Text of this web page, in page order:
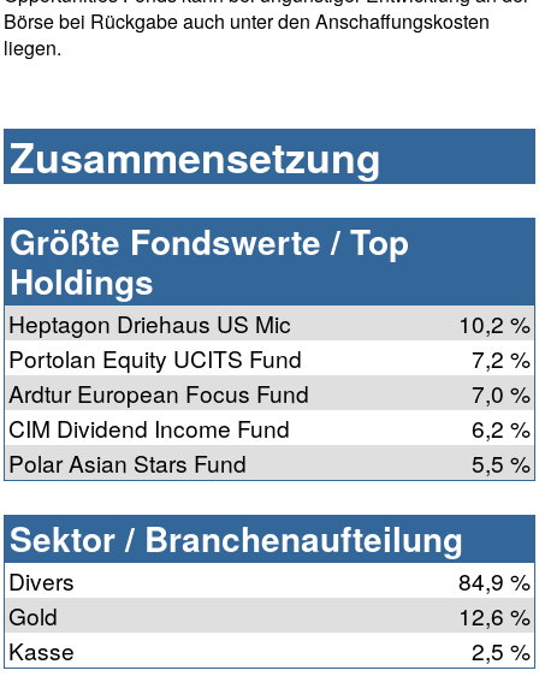
Börse bei Rückgabe auch unter den Anschaffungskosten
liegen.
Zusammensetzung
Größte Fondswerte / Top
Holdings
Heptagon Driehaus US Mic
10,2 %
Portolan Equity UCITS Fund
7,2 %
Ardtur European Focus Fund
7,0 %
CIM Dividend Income Fund
6,2 %
Polar Asian Stars Fund
5,5 %
Sektor / Branchenaufteilung
Divers
84,9 %
Gold
12,6 %
Kasse
2,5 %